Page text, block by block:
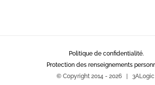
Politique de confidentialité.
Protection des renseignements
© Copyright 2014 - 2026 | 3ALogic